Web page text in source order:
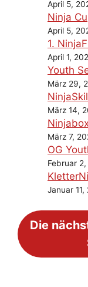
April 5,
Ninja
April 5,
1.
April 1,
Youth
März 29,
März 14,
März 7,
OG
Februar
Januar 11,
Die